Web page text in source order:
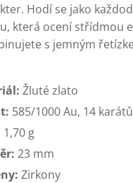
Hodí se jako
která ocení střídmou
s jemným
Žluté zlato
585/1000 Au, 14 karátů
1,70 g
23 mm
Zirkony